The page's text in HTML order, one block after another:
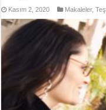
Kasım 2, 2020 Makaleler,